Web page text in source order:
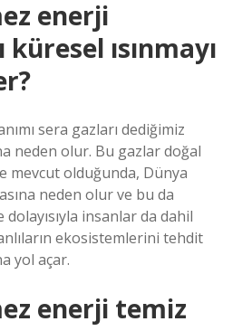
enerji
ısınmayı
sera gazları dediğimiz
neden olur. Bu gazlar doğal
mevcut olduğunda, Dünya
neden olur ve bu da
dolayısıyla insanlar da dahil
ekosistemlerini tehdit
yol açar.
enerji temiz